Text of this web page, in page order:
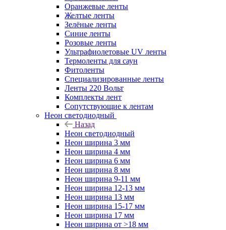
Оранжевые ленты
Желтые ленты
Зелёные ленты
Синие ленты
Розовые ленты
Ультрафиолетовые UV ленты
Термоленты для саун
Фитоленты
Специализированные ленты
Ленты 220 Вольт
Комплекты лент
Сопутствующие к лентам
Неон светодиодный
Назад
Неон светодиодный
Неон ширина 3 мм
Неон ширина 4 мм
Неон ширина 6 мм
Неон ширина 8 мм
Неон ширина 9-11 мм
Неон ширина 12-13 мм
Неон ширина 13 мм
Неон ширина 15-17 мм
Неон ширина 17 мм
Неон ширина от >18 мм